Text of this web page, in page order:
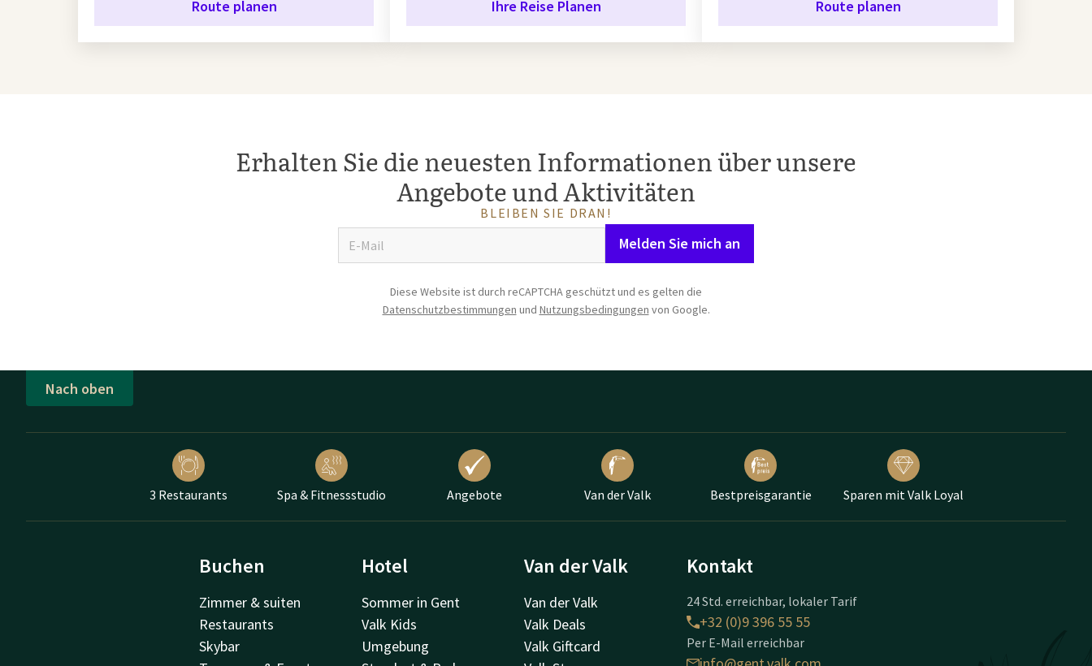
Route planen Ihre Reise Planen Route planen
Erhalten Sie die neuesten Informationen über unsere
Angebote und Aktivitäten
BLEIBEN SIE DRAN!
Melden Sie mich an
Diese Website ist durch reCAPTCHA geschützt und es gelten die
Datenschutzbestimmungen und Nutzungsbedingungen von Google.
Nach oben
3 Restaurants Spa & Fitnessstudio Angebote Van der Valk Bestpreisgarantie Sparen mit Valk Loyal
Buchen
Zimmer & suiten
Restaurants
Skybar
Hotel
Sommer in Gent
Valk Kids
Umgebung
Van der Valk
Van der Valk
Valk Deals
Valk Giftcard
Kontakt
24 Std. erreichbar, lokaler Tarif
+32 (0)9 396 55 55
Per E-Mail erreichbar